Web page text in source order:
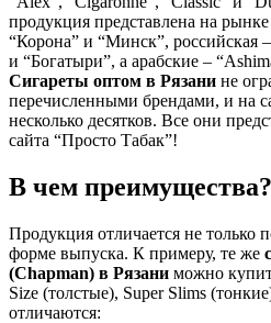
продукция представлена на
“Корона” и “Минск”, российская
и “Богатыри”, а арабские –
Сигареты оптом в Рязани не
перечисленными брендами, и на
несколько десятков. Все они
сайта “Просто Табак”!
В чем преимущества?
Продукция отличается не только
форме выпуска. К примеру, те же
(Chapman) в Рязани можно
Size (толстые), Super Slims
отличаются: